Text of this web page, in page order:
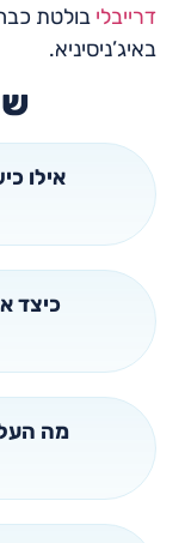
דרייבלי בולטת
באיג’ניסיניא.
אילו
כיצד
מה